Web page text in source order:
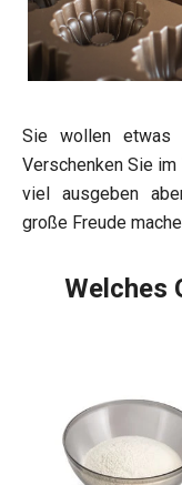
Sie wollen etwas
Verschenken Sie
viel ausgeben
große Freude
Welches